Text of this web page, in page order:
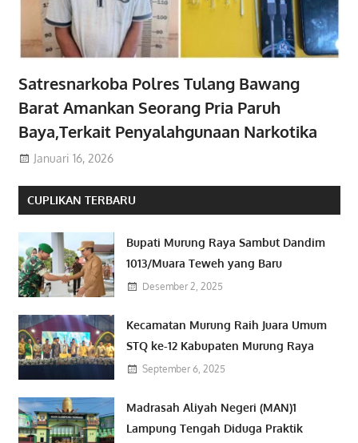
Satresnarkoba Polres Tulang Bawang
Barat Amankan Seorang Pria Paruh
Baya,Terkait Penyalahgunaan Narkotika
Januari 16, 2026
CUPLIKAN TERBARU
Bupati Murung Raya Sambut Dandim
1013/Muara Teweh yang Baru
Desember 2, 2025
Kecamatan Murung Raih Juara Umum
STQ ke-12 Kabupaten Murung Raya
September 6, 2025
Madrasah Aliyah Negeri (MAN)1
Lampung Tengah Diduga Praktik